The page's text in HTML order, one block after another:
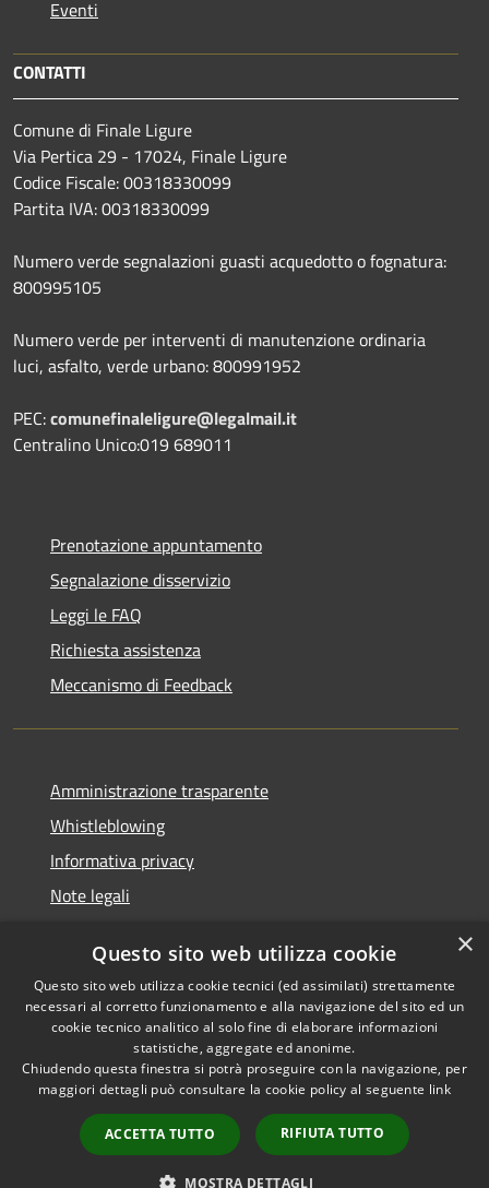
Eventi
CONTATTI
Comune di Finale Ligure
Via Pertica 29 - 17024, Finale Ligure
Codice Fiscale: 00318330099
Partita IVA: 00318330099
Numero verde segnalazioni guasti acquedotto o fognatura:
800995105
Numero verde per interventi di manutenzione ordinaria
luci, asfalto, verde urbano: 800991952
PEC:comunefinaleligure@legalmail.it
Centralino Unico:019 689011
Prenotazione appuntamento
Segnalazione disservizio
Leggi le FAQ
Richiesta assistenza
Meccanismo di Feedback
Amministrazione trasparente
Whistleblowing
Informativa privacy
Note legali
Segnalazioni di inaccessibilità
RSS
Accessibilità
Copyright © 2026 • Comune di
Finale Ligure • Powered by
Municipium•
Accesso
redazione
×
Questo sito web utilizza cookie
Questo sito web utilizza cookie tecnici (ed assimilati) strettamente
necessari al corretto funzionamento e alla navigazione del sito ed un
cookie tecnico analitico al solo fine di elaborare informazioni
statistiche, aggregate ed anonime.
Chiudendo questa finestra si potrà proseguire con la navigazione, per
maggiori dettagli può consultare la cookie policy al seguente link
ACCETTA TUTTO RIFIUTA TUTTO
MOSTRA DETTAGLI